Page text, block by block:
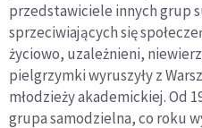
przedstawiciele innych grup
sprzeciwiających się
życiowo, uzależnieni,
pielgrzymki wyruszyły z
młodzieży akademickiej. Od
grupa samodzielna, co roku